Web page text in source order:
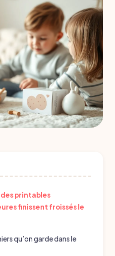
printables
finissent froissés le
qu’on garde dans le